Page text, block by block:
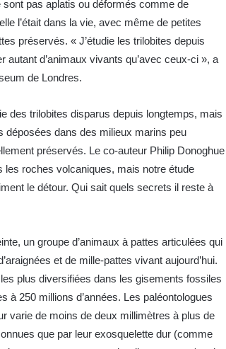
pas aplatis ou déformés comme de
l’était dans la vie, avec même de petites
préservés. « J’étudie les trilobites depuis
autant d’animaux vivants qu’avec ceux-ci », a
de Londres.
des trilobites disparus depuis longtemps, mais
déposées dans des milieux marins peu
préservés. Le co-auteur Philip Donoghue
les roches volcaniques, mais notre étude
le détour. Qui sait quels secrets il reste à
un groupe d’animaux à pattes articulées qui
et de mille-pattes vivant aujourd’hui.
plus diversifiées dans les gisements fossiles
à 250 millions d’années. Les paléontologues
varie de moins de deux millimètres à plus de
que par leur exosquelette dur (comme